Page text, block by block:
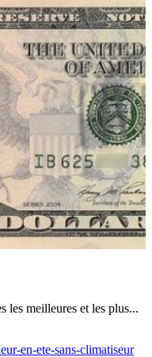
les meilleures et les plus...